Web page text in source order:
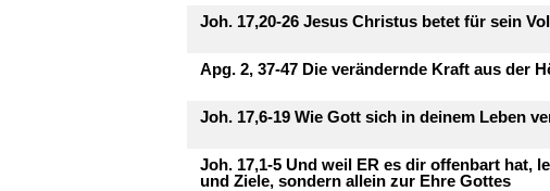
Joh. 17,20-26 Jesus Christus betet für sein
Apg. 2, 37-47 Die verändernde Kraft aus der
Joh. 17,6-19 Wie Gott sich in deinem Leben
Joh. 17,1-5 Und weil ER es dir offenbart hat,
und Ziele, sondern allein zur Ehre Gottes